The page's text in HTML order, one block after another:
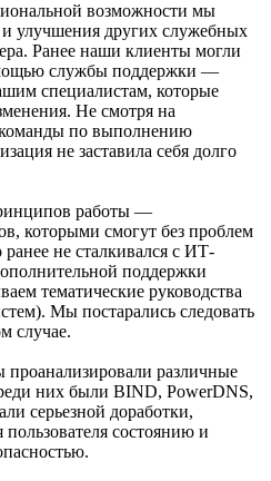
возможности мы
улучшения других служебных
Ранее наши клиенты могли
службы поддержки —
специалистам, которые
Не смотря на
по выполнению
не заставила себя долго
работы —
которыми смогут без проблем
ранее не сталкивался с ИТ-
поддержки
тематические руководства
Мы постарались следовать
случае.
различные
них были BIND, PowerDNS,
серьезной доработки,
состоянию и